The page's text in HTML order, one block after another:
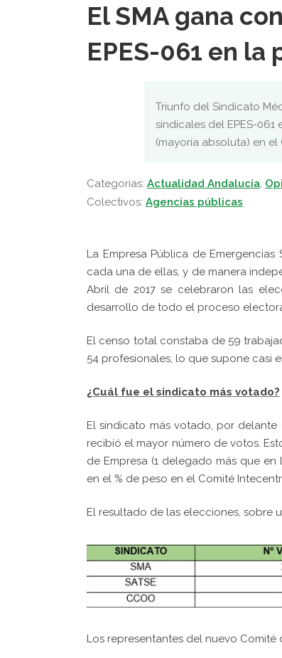
El SMA gana
EPES-061 en la
Triunfo del Sindicato
sindicales del EPES-
(mayoría absoluta) en el
Categorias: Actualidad Andalucía
Colectivos: Agencias públicas
La Empresa Pública de
cada una de ellas, y de manera
Abril de 2017 se celebraron las
desarrollo de todo el proceso
El censo total constaba de 59
54 profesionales, lo que supone casi
¿Cuál fue el sindicato más votado?
El sindicato más votado, por
recibió el mayor número de votos.
de Empresa (1 delegado más que
en el % de peso en el Comité
El resultado de las elecciones, sobre
Los representantes del nuevo